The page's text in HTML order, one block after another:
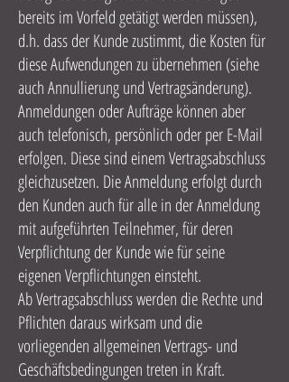
bereits im Vorfeld getätigt werden müssen),
d.h. dass der Kunde zustimmt, die Kosten für
diese Aufwendungen zu übernehmen (siehe
auch Annullierung und Vertragsänderung).
Anmeldungen oder Aufträge können aber
auch telefonisch, persönlich oder per E-Mail
erfolgen. Diese sind einem Vertragsabschluss
gleichzusetzen. Die Anmeldung erfolgt durch
den Kunden auch für alle in der Anmeldung
mit aufgeführten Teilnehmer, für deren
Verpflichtung der Kunde wie für seine
eigenen Verpflichtungen einsteht.
Ab Vertragsabschluss werden die Rechte und
Pflichten daraus wirksam und die
vorliegenden allgemeinen Vertrags- und
Geschäftsbedingungen treten in Kraft.